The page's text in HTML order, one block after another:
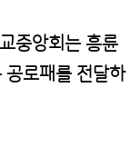
중앙회는 흥륜
로패를 전달하